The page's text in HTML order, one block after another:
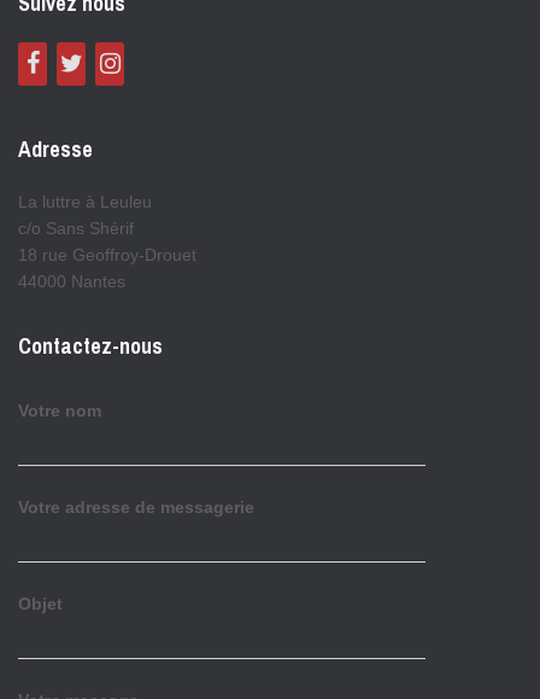
Adresse
La luttre à Leuleu
c/o Sans Shérif
18 rue Geoffroy-Drouet
44000 Nantes
Contactez-nous
Votre nom
Votre adresse de messagerie
Objet